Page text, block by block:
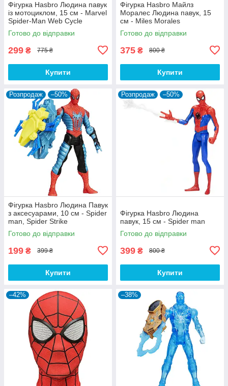
Фігурка Hasbro Людина павук
із мотоциклом, 15 см - Marvel
Spider-Man Web Cycle
Готово до відправки
299 ₴ 775 ₴
Купити
Фігурка Hasbro Майлз
Моралес Людина павук, 15
см - Miles Morales
Готово до відправки
375 ₴ 800 ₴
Купити
Розпродаж –50%
Фігурка Hasbro Людина Павук
з аксесуарами, 10 см - Spider
man, Spider Strike
Готово до відправки
199 ₴ 399 ₴
Купити
Розпродаж –50%
Фігурка Hasbro Людина
павук, 15 см - Spider man
Готово до відправки
399 ₴ 800 ₴
Купити
–42% –38%